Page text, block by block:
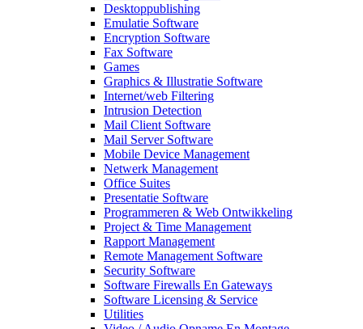
Desktoppublishing
Emulatie Software
Encryption Software
Fax Software
Games
Graphics & Illustratie Software
Internet/web Filtering
Intrusion Detection
Mail Client Software
Mail Server Software
Mobile Device Management
Netwerk Management
Office Suites
Presentatie Software
Programmeren & Web Ontwikkeling
Project & Time Management
Rapport Management
Remote Management Software
Security Software
Software Firewalls En Gateways
Software Licensing & Service
Utilities